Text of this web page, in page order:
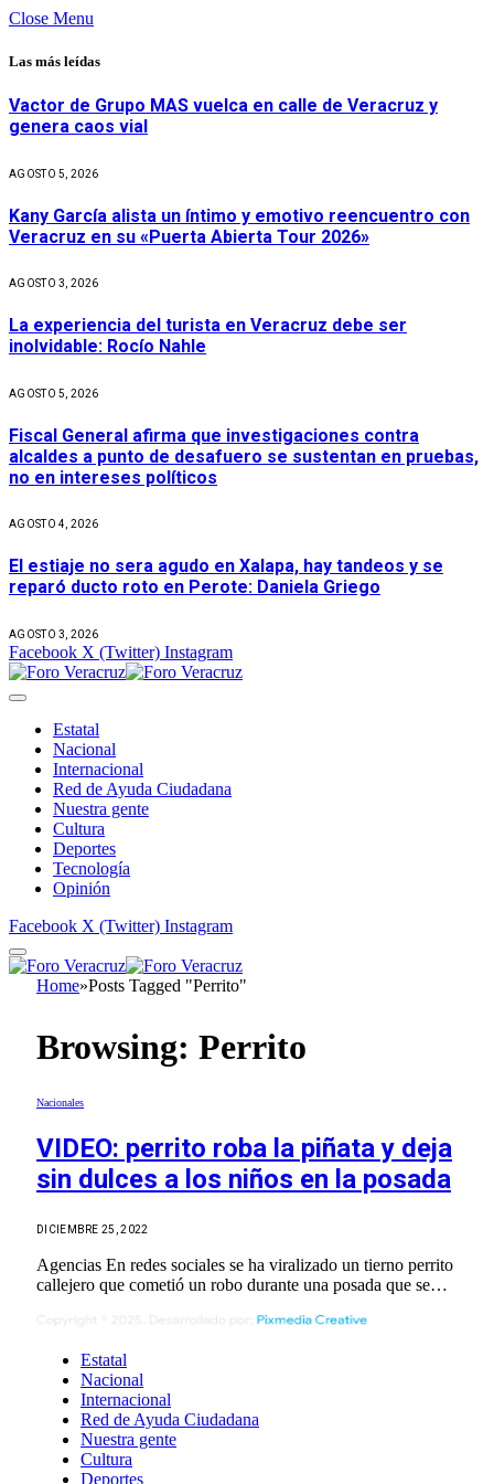
Close Menu
Las más leídas
Vactor de Grupo MAS vuelca en calle de Veracruz y
genera caos vial
AGOSTO 5, 2026
Kany García alista un íntimo y emotivo reencuentro con
Veracruz en su «Puerta Abierta Tour 2026»
AGOSTO 3, 2026
La experiencia del turista en Veracruz debe ser
inolvidable: Rocío Nahle
AGOSTO 5, 2026
Fiscal General afirma que investigaciones contra
alcaldes a punto de desafuero se sustentan en pruebas,
no en intereses políticos
AGOSTO 4, 2026
El estiaje no sera agudo en Xalapa, hay tandeos y se
reparó ducto roto en Perote: Daniela Griego
AGOSTO 3, 2026
Facebook X (Twitter) Instagram
Estatal
Nacional
Internacional
Red de Ayuda Ciudadana
Nuestra gente
Cultura
Deportes
Tecnología
Opinión
Facebook X (Twitter) Instagram
Home»Posts Tagged "Perrito"
Browsing: Perrito
Nacionales
VIDEO: perrito roba la piñata y deja
sin dulces a los niños en la posada
DICIEMBRE 25, 2022
Agencias En redes sociales se ha viralizado un tierno perrito
callejero que cometió un robo durante una posada que se…
Estatal
Nacional
Internacional
Red de Ayuda Ciudadana
Nuestra gente
Cultura
Deportes